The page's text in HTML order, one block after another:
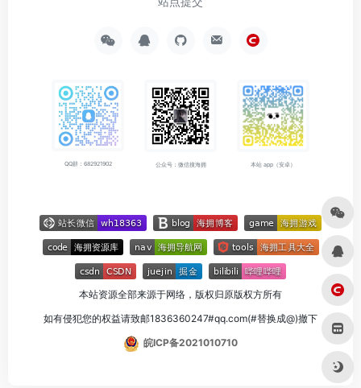
QQ群：682921902 公众号：微信搜海拥 本站 app（安卓）
本站资源全部来源于网络，版权归原版权方所有
如有侵犯您的权益请致邮1836360247#qq.com(#替换成@)撤下
皖ICP备2021010710